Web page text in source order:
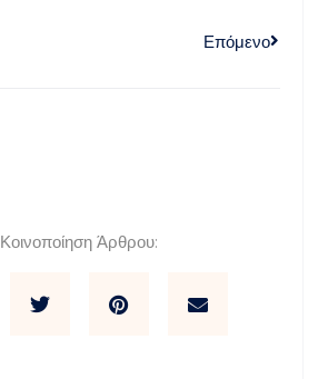
Επόμενο
Κοινοποίηση Άρθρου: